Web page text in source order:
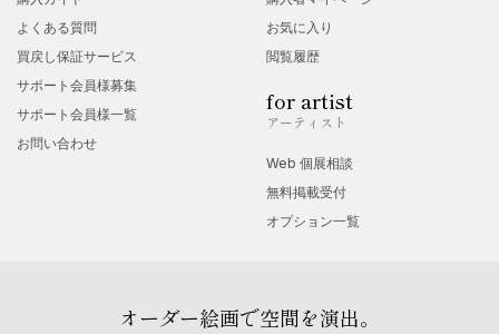
よくある質問
買戻し保証サービス
サポート会員様募集
サポート会員様一覧
お問い合わせ
お気に入り
閲覧履歴
for artist
アーティスト
Web 個展相談
無料掲載受付
オプション一覧
オーダー絵画で空間を演出。